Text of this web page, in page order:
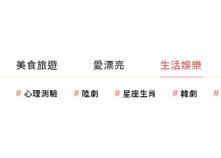
美食旅遊 愛漂亮 生活娛樂
心理測驗 陸劇 星座生肖 韓劇